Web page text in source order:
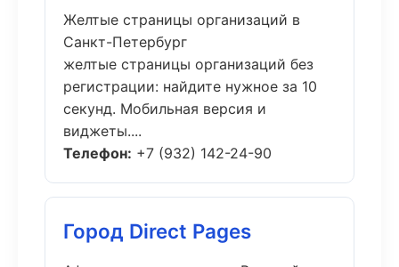
Желтые страницы организаций в
Санкт-Петербург
желтые страницы организаций без
регистрации: найдите нужное за 10
секунд. Мобильная версия и
виджеты....
Телефон: +7 (932) 142-24-90
Город Direct Pages